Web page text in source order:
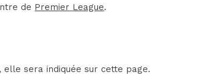
de Premier League.
elle sera indiquée sur cette page.